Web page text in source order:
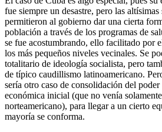
fue siempre un desastre, pero las
permitieron al gobierno dar una cierta
población a través de los programas de
se fue acostumbrando, ello facilitado por
los más pequeños niveles vecinales. Se
totalitario de ideología socialista, pero
de típico caudillismo latinoamericano.
sería otro caso de consolidación del
económica inicial (que no venía
norteamericano), para llegar a un cierto
mayoría se conforma.